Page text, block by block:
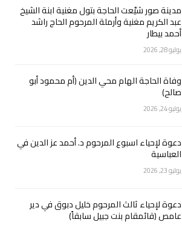
مدينة صور شيّعت الحاجة بتول مغنية ابنة الشيخ
عبد الكريم مغنية وأرملة المرحوم الحاج راشد
أحمد بيطار
يوليو 28, 2026
وفاة الحاجة الهام محي الدين (أم محمود أبو
صالح)
يوليو 24, 2026
دعوة لإحياء اسبوع المرحوم د. أحمد عز الدين في
العباسية
يوليو 23, 2026
دعوة لإحياء ثالث المرحوم خليل دبوق في دير
عامص (قائمقام بنت جبيل سابقاً)